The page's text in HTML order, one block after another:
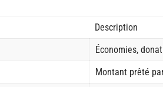
Description
Économies,
Montant prêté